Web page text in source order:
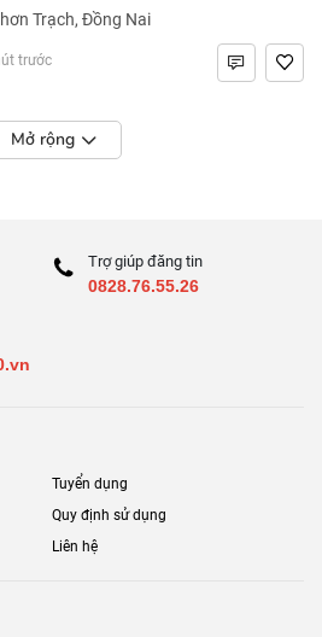
Trạch, Đồng Nai
trước
Mở rộng
Trợ giúp đăng tin
0828.76.55.26
Tuyển dụng
Quy định sử dụng
Liên hệ